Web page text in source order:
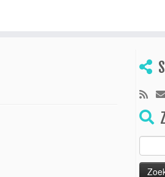
Zoeken
naar: